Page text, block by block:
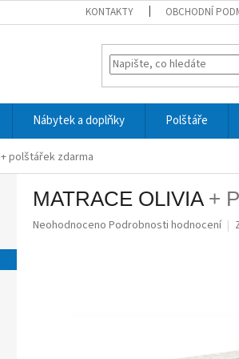
KONTAKTY OBCHODNÍ
Nábytek a doplňky Polštáře
+ polštářek zdarma
MATRACE OLIVIA +
Průměrné
Neohodnoceno Podrobnosti hodnocení